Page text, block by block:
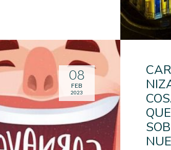
08
FEB
2023